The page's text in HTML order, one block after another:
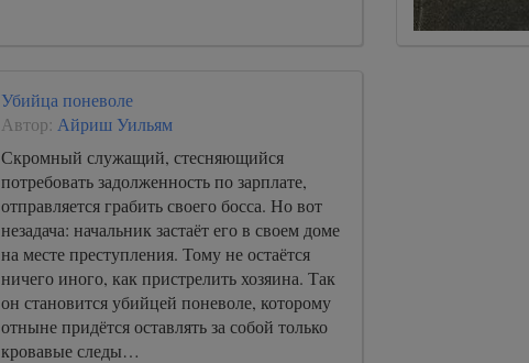
Убийца поневоле
Автор: Айриш Уильям
Скромный служащий, стесняющийся
потребовать задолженность по зарплате,
отправляется грабить своего босса. Но вот
незадача: начальник застаёт его в своем доме
на месте преступления. Тому не остаётся
ничего иного, как пристрелить хозяина. Так
он становится убийцей поневоле, которому
отныне придётся оставлять за собой только
кровавые следы…